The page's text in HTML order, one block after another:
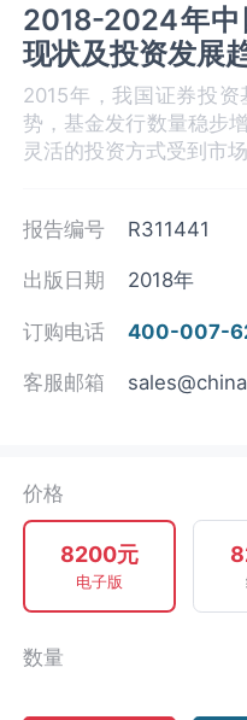
2018-2024年中
现状及投资发展
2015年，我国证券投
势，基金发行数量稳步
灵活的投资方式受到市
报告编号 R311441
出版日期 2018年
订购电话 400-007-
客服邮箱
价格
8200元
电子版
数量